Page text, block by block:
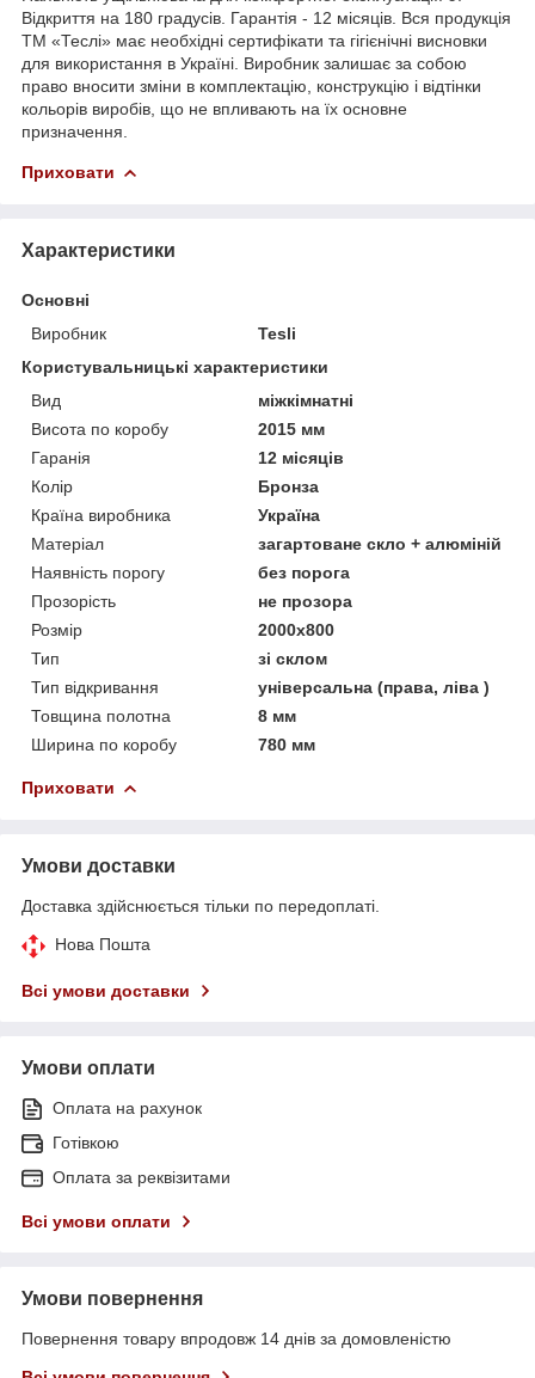
Відкриття на 180 градусів. Гарантія - 12 місяців. Вся продукція
ТМ «Теслі» має необхідні сертифікати та гігієнічні висновки
для використання в Україні. Виробник залишає за собою
право вносити зміни в комплектацію, конструкцію і відтінки
кольорів виробів, що не впливають на їх основне
призначення.
Приховати
Характеристики
Основні
Виробник
Tesli
Користувальницькі характеристики
Вид
міжкімнатні
Висота по коробу
2015 мм
Гаранія
12 місяців
Колір
Бронза
Країна виробника
Україна
Матеріал
загартоване скло + алюміній
Наявність порогу
без порога
Прозорість
не прозора
Розмір
2000х800
Тип
зі склом
Тип відкривання
універсальна (права, ліва )
Товщина полотна
8 мм
Ширина по коробу
780 мм
Приховати
Умови доставки
Доставка здійснюється тільки по передоплаті.
Нова Пошта
Всі умови доставки
Умови оплати
Оплата на рахунок
Готівкою
Оплата за реквізитами
Всі умови оплати
Умови повернення
Повернення товару впродовж 14 днів за домовленістю